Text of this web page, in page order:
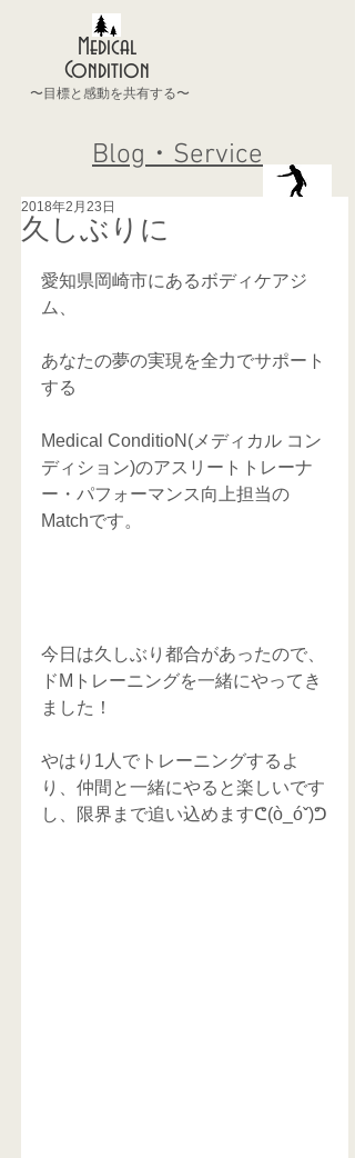
Medical
Condition
〜目標と感動を共有する〜
Blog・Service
久しぶりに
2018年2月23日
愛知県岡崎市にあるボディケアジ
ム、
あなたの夢の実現を全力でサポート
する
Medical ConditioN(メディカル コン
ディション)のアスリートトレーナ
ー・パフォーマンス向上担当の
Matchです。
今日は久しぶり都合があったので、
ドMトレーニングを一緒にやってき
ました！
やはり1人でトレーニングするよ
り、仲間と一緒にやると楽しいです
し、限界まで追い込めますᕦ(ò_óˇ)ᕤ